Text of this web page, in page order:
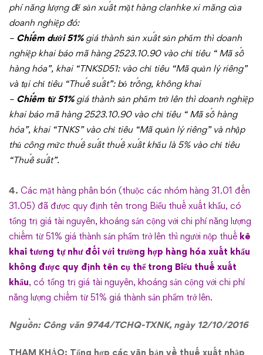
phí năng lượng để sản xuất mặt hàng clanhke xi măng của
doanh nghiệp đó:
– Chiếm dưới 51%giá thành sản xuất sản phẩm thì doanh
nghiệp khai báo mã hàng 2523.10.90 vào chỉ tiêu “ Mã số
hàng hóa”, khai “TNKSD51: vào chỉ tiêu “Mã quản lý riêng”
và tại chỉ tiêu “Thuế suất”: bỏ trống, không khai
– Chiếm từ 51%giá thành sản phẩm trở lên thì doanh nghiệp
khai báo mã hàng 2523.10.90 vào chỉ tiêu “ Mã số hàng
hóa”, khai “TNKS” vào chỉ tiêu “Mã quản lý riêng” và nhập
thủ công mức thuế suất thuế xuất khẩu là 5% vào chỉ tiêu
“Thuế suất”.
4. Các mặt hàng phân bón (thuộc các nhóm hàng 31.01 đến
31.05) đã được quy định tên trong Biểu thuế xuất khẩu, có
tổng trị giá tài nguyên, khoáng sản cộng với chi phí năng lượng
chiếm từ 51% giá thành sản phẩm trở lên thì người nộp thuế kê
khai tương tự như đối với trường hợp hàng hóa xuất khẩu
không được quy định tên cụ thể trong Biểu thuế xuất
khẩu, có tổng trị giá tài nguyên, khoáng sản cộng với chi phí
năng lượng chiếm từ 51% giá thành sản phẩm trở lên.
Nguồn: Công văn 9744/TCHQ-TXNK, ngày 12/10/2016
THAM KHẢO: Tổng hợp các văn bản về thuế xuất nhập